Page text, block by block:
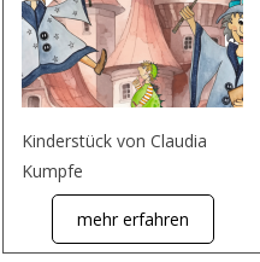
Kinderstück von Claudia
Kumpfe
mehr erfahren